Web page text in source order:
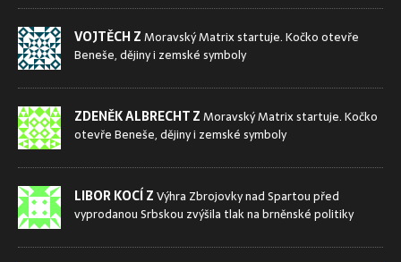
VOJTĚCH ZMoravský Matrix startuje. Kočko otevře
Beneše, dějiny i zemské symboly
ZDENĚK ALBRECHT ZMoravský Matrix startuje. Kočko
otevře Beneše, dějiny i zemské symboly
LIBOR KOCÍ ZVýhra Zbrojovky nad Spartou před
vyprodanou Srbskou zvýšila tlak na brněnské politiky